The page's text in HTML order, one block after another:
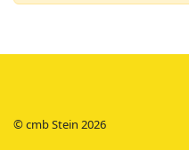
© cmb Stein 2026